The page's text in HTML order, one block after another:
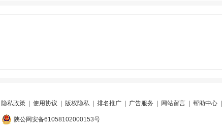
隐私政策| 使用协议 版权隐私| 排名推广| 广告服务 网站留言| 帮助中心|
陕公网安备61058102000153号